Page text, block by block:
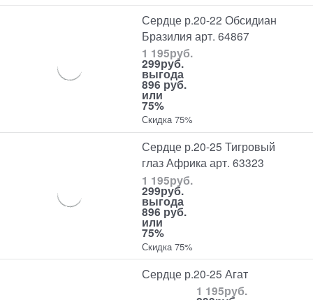
Сердце р.20-22 Обсидиан
Бразилия арт. 64867
1 195руб.
299руб.
выгода
896 руб.
или
75%
Скидка 75%
Сердце р.20-25 Тигровый
глаз Африка арт. 63323
1 195руб.
299руб.
выгода
896 руб.
или
75%
Скидка 75%
Сердце р.20-25 Агат
1 195руб.